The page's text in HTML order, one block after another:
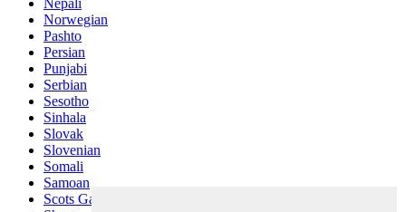
Norwegian
Pashto
Persian
Punjabi
Serbian
Sesotho
Sinhala
Slovak
Slovenian
Somali
Samoan
Scots Gaelic